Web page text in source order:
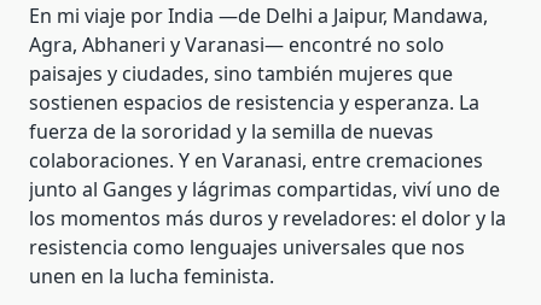
En mi viaje por India —de Delhi a Jaipur, Mandawa,
Agra, Abhaneri y Varanasi— encontré no solo
paisajes y ciudades, sino también mujeres que
sostienen espacios de resistencia y esperanza. La
fuerza de la sororidad y la semilla de nuevas
colaboraciones. Y en Varanasi, entre cremaciones
junto al Ganges y lágrimas compartidas, viví uno de
los momentos más duros y reveladores: el dolor y la
resistencia como lenguajes universales que nos
unen en la lucha feminista.